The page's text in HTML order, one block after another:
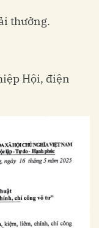
thưởng.
Hội, điện